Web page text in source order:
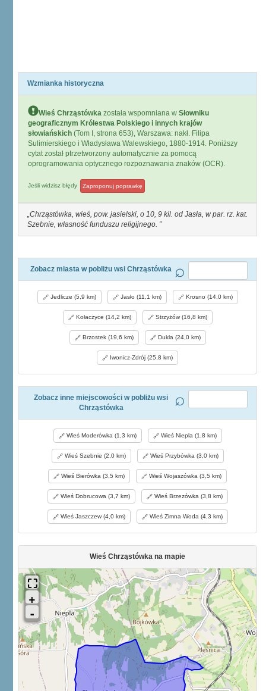
Wzmianka historyczna
Wieś Chrząstówka została wspomniana w Słowniku
geograficznym Królestwa Polskiego i innych krajów
słowiańskich (Tom I, strona 653), Warszawa: nakł. Filipa
Sulimierskiego i Władysława Walewskiego, 1880-1914. Poniższy
cytat został ptrzetworzony automatycznie za pomocą
oprogramowania optycznego rozpoznawania znaków (OCR).
Jeśli widzisz błędy Zaproponuj poprawkę
Chrząstówka, wieś, pow. jasielski, o 10, 9 kil. od Jasła, w par. rz. kat.
Szebnie, własność funduszu religijnego.
Zobacz miasta w pobliżu wsi Chrząstówka
Jedlicze (5,9 km) Jasło (11,1 km) Krosno (14,0 km)
Kołaczyce (14,2 km) Strzyżów (16,8 km)
Brzostek (19,6 km) Dukla (24,0 km)
Iwonicz-Zdrój (25,8 km)
Zobacz inne miejscowości w pobliżu wsi
Chrząstówka
Wieś Moderówka (1,3 km) Wieś Niepla (1,8 km)
Wieś Szebnie (2,0 km) Wieś Przybówka (3,0 km)
Wieś Bierówka (3,5 km) Wieś Wojaszówka (3,5 km)
Wieś Dobrucowa (3,7 km) Wieś Brzezówka (3,8 km)
Wieś Jaszczew (4,0 km) Wieś Zimna Woda (4,3 km)
Wieś Chrząstówka na mapie